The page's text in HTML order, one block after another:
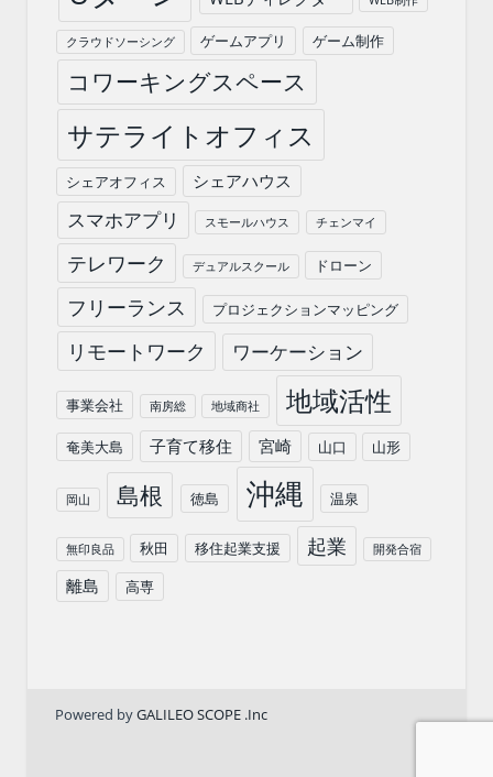
クラウドソーシング ゲームアプリ ゲーム制作
コワーキングスペース
サテライトオフィス
シェアオフィス シェアハウス
スマホアプリ スモールハウス チェンマイ
テレワーク デュアルスクール ドローン
フリーランス プロジェクションマッピング
リモートワーク ワーケーション
事業会社 南房総 地域商社 地域活性
奄美大島 子育て移住 宮崎 山口 山形
岡山 島根 徳島 沖縄 温泉
無印良品 秋田 移住起業支援 起業 開発合宿
離島 高専
Powered byGALILEO SCOPE .Inc